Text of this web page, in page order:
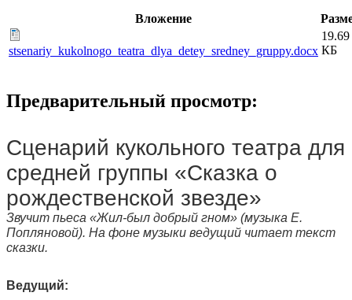
Вложение
stsenariy_kukolnogo_teatra_dlya_detey_sredney_gruppy.docx
19.69
КБ
Предварительный просмотр:
Сценарий кукольного театра для
средней группы «Сказка о
рождественской звезде»
Звучит пьеса «Жил-был добрый гном» (музыка Е.
Попляновой). На фоне музыки ведущий читает текст
сказки.
Ведущий: